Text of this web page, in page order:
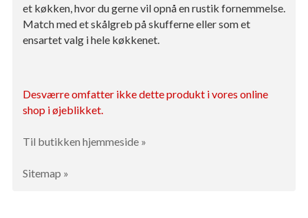
et køkken, hvor du gerne vil opnå en rustik fornemmelse.
Match med et skålgreb på skufferne eller som et
ensartet valg i hele køkkenet.
Desværre omfatter ikke dette produkt i vores online
shop i øjeblikket.
Til butikken hjemmeside »
Sitemap »